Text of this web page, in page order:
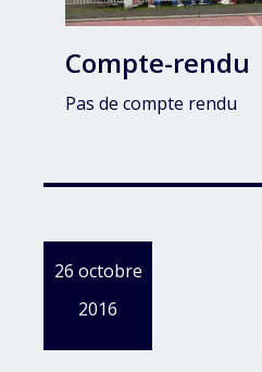
Compte-rendu
Pas de compte rendu
26 octobre
2016